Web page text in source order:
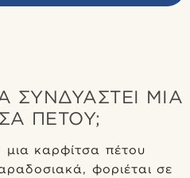
ΣΥΝΔΥΑΣΤΕΊ ΜΙΑ
ΠΈΤΟΥ;
μια καρφίτσα πέτου
φοριέται σε